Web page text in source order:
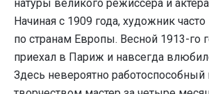
натуры великого режиссера и
Начиная с 1909 года, художник
по странам Европы. Весной 1913-го
приехал в Париж и навсегда
Здесь невероятно